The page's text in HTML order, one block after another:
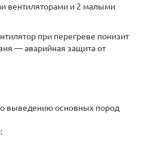
вентиляторами и 2 малыми
при перегреве понизит
― аварийная защита от
выведению основных пород